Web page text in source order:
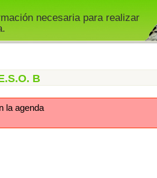
necesaria para realizar
B
la agenda